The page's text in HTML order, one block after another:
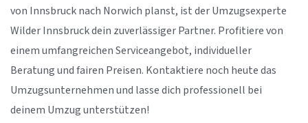
von Innsbruck nach Norwich planst, ist der Umzugsexperte
Wilder Innsbruck dein zuverlässiger Partner. Profitiere von
einem umfangreichen Serviceangebot, individueller
Beratung und fairen Preisen. Kontaktiere noch heute das
Umzugsunternehmen und lasse dich professionell bei
deinem Umzug unterstützen!